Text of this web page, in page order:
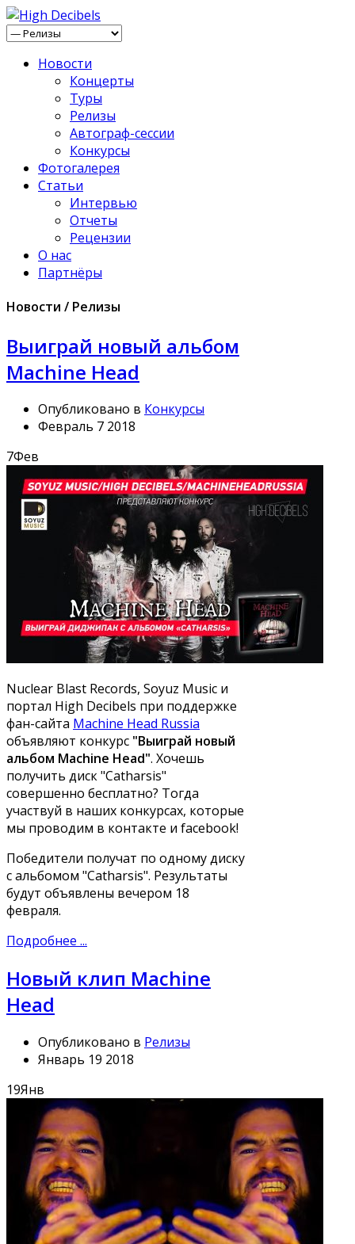
Новости
Концерты
Туры
Релизы
Автограф-сессии
Конкурсы
Фотогалерея
Статьи
Интервью
Отчеты
Рецензии
О нас
Партнёры
Новости / Релизы
Выиграй новый альбом
Machine Head
Опубликовано в Конкурсы
Февраль 7 2018
7Фев
Nuclear Blast Records, Soyuz Music и
портал High Decibels при поддержке
фан-сайта Machine Head Russia
объявляют конкурс "Выиграй новый
альбом Machine Head". Хочешь
получить диск "Catharsis"
совершенно бесплатно? Тогда
участвуй в наших конкурсах, которые
мы проводим в контакте и facebook!
Победители получат по одному диску
с альбомом "Catharsis". Результаты
будут объявлены вечером 18
февраля.
Подробнее ...
Новый клип Machine
Head
Опубликовано в Релизы
Январь 19 2018
19Янв